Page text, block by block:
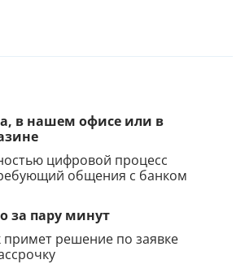
в нашем офисе или в
цифровой процесс
общения с банком
за пару минут
примет решение по заявке